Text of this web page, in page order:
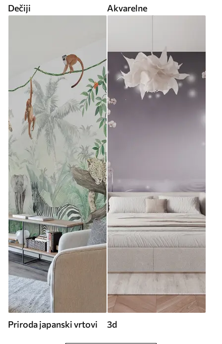
Dečiji Akvarelne
Priroda japanski vrtovi 3d